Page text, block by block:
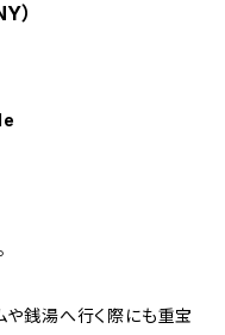
）
や銭湯へ行く際にも重宝